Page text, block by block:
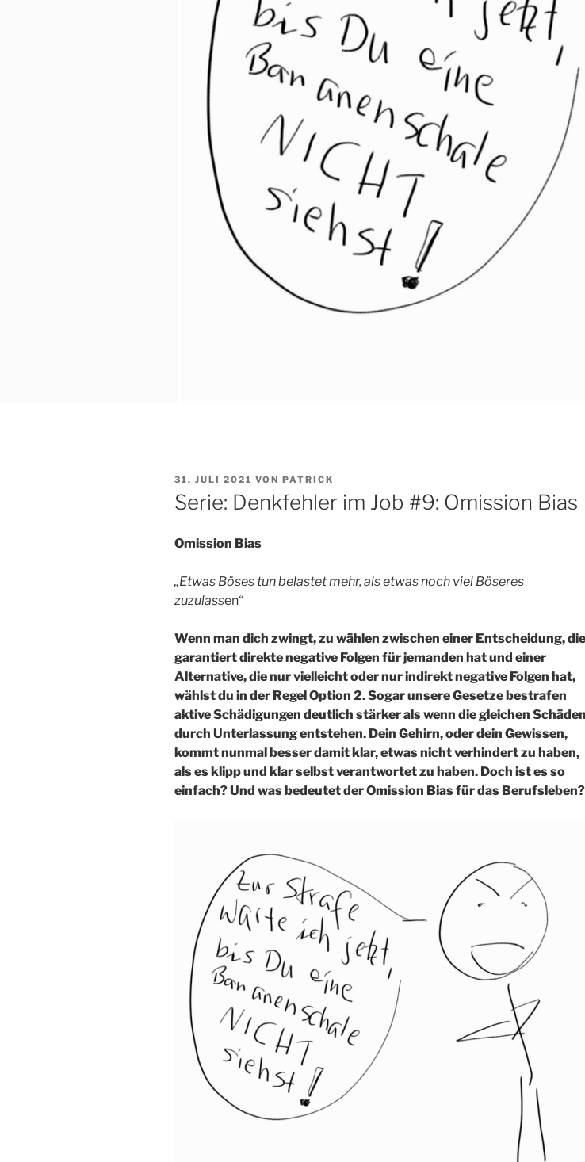
VERÖFFENTLICHT
AM
31. JULI 2021 VON PATRICK
Serie: Denkfehler im Job #9: Omission Bias
Omission Bias
„Etwas Böses tun belastet mehr, als etwas noch viel Böseres
zuzulassen“
Wenn man dich zwingt, zu wählen zwischen einer Entscheidung, die
garantiert direkte negative Folgen für jemanden hat und einer
Alternative, die nur vielleicht oder nur indirekt negative Folgen hat,
wählst du in der Regel Option 2. Sogar unsere Gesetze bestrafen
aktive Schädigungen deutlich stärker als wenn die gleichen Schäden
durch Unterlassung entstehen. Dein Gehirn, oder dein Gewissen,
kommt nunmal besser damit klar, etwas nicht verhindert zu haben,
als es klipp und klar selbst verantwortet zu haben. Doch ist es so
einfach? Und was bedeutet der Omission Bias für das Berufsleben?